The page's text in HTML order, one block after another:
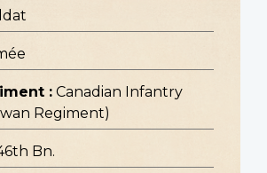
: Canadian Infantry
Regiment)
Bn.